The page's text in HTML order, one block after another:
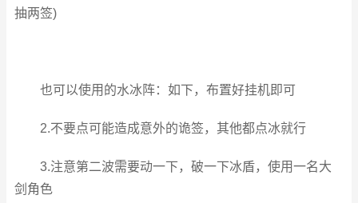
抽两签)
也可以使用的水冰阵：如下，布置好挂机即可
2.不要点可能造成意外的诡签，其他都点冰就行
3.注意第二波需要动一下，破一下冰盾，使用一名大
剑角色